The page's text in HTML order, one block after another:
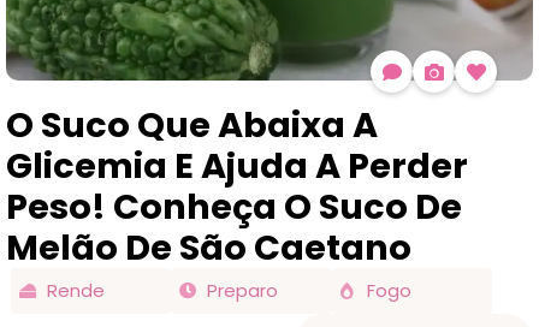
O Suco Que Abaixa A
Glicemia E Ajuda A Perder
Peso! Conheça O Suco De
Melão De São Caetano
Rende Preparo Fogo